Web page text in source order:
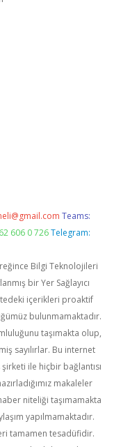
Teams:
606 0 726 Telegram:
Bilgi Teknolojileri
bir Yer Sağlayıcı
içerikleri proaktif
bulunmamaktadır.
taşımakta olup,
sayılırlar. Bu internet
ile hiçbir bağlantısı
makaleler
niteliği taşımamakta
yapılmamaktadır.
tamamen tesadüfidir.